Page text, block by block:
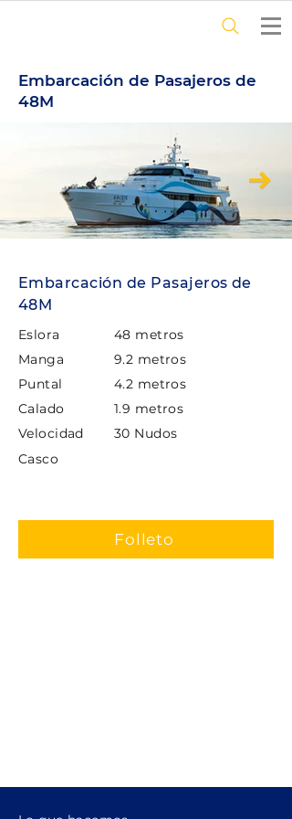
Embarcación de Pasajeros de
48M
Embarcación de Pasajeros de
48M
Eslora
48 metros
Manga
9.2 metros
Puntal
4.2 metros
Calado
1.9 metros
Velocidad
30 Nudos
Casco
Folleto